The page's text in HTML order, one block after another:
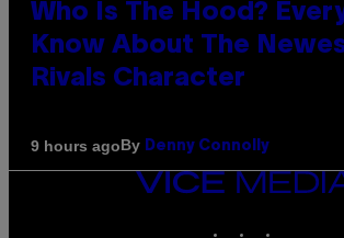
Who Is The Hood?
Know About The
Rivals Character
9 hours agoBy Denny Connolly
VICE